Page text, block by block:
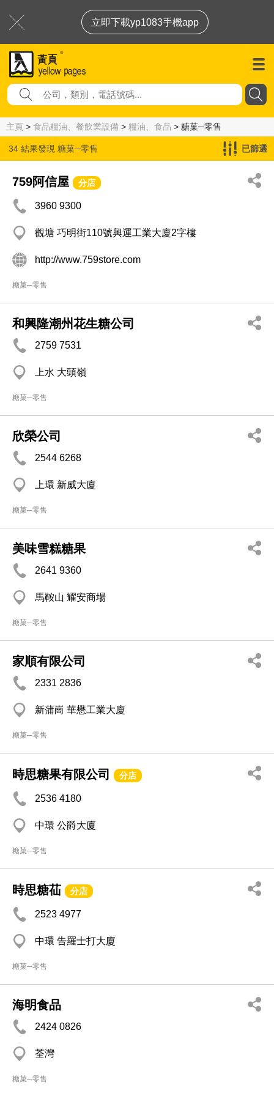
立即下載yp1083手機app
主頁 > 食品糧油、餐飲業設備 > 糧油、食品 > 糖菓─零售
34 結果發現 糖菓─零售 已篩選
759阿信屋 分店
3960 9300
觀塘 巧明街110號興運工業大廈2字樓
http://www.759store.com
糖菓─零售
和興隆潮州花生糖公司
2759 7531
上水 大頭嶺
糖菓─零售
欣榮公司
2544 6268
上環 新威大廈
糖菓─零售
美味雪糕糖果
2641 9360
馬鞍山 耀安商場
糖菓─零售
家順有限公司
2331 2836
新蒲崗 華懋工業大廈
糖菓─零售
時思糖果有限公司 分店
2536 4180
中環 公爵大廈
糖菓─零售
時思糖苮 分店
2523 4977
中環 告羅士打大廈
糖菓─零售
海明食品
2424 0826
荃灣
糖菓─零售